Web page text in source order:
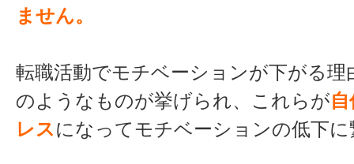
ません。
転職活動でモチベーションが下がる理
のようなものが挙げられ、これらが
レスになってモチベーションの低下